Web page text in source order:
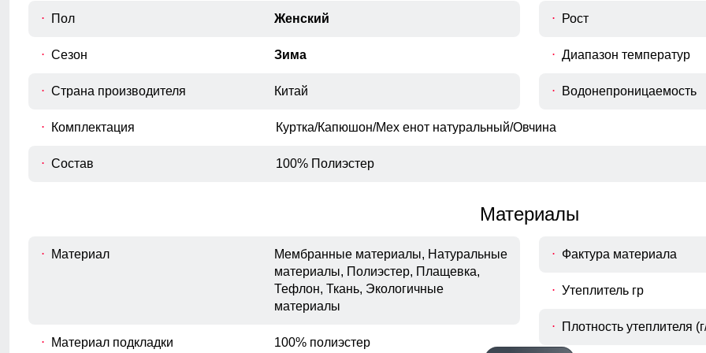
вещей. Высокий воротник и регулируемые манжеты
Пол Женский
Сезон Зима
Страна производителя Китай
Рост
Диапазон температур
Водонепроницаемость
Комплектация Куртка/Капюшон/Мех енот натуральный/Овчина
Состав 100% Полиэстер
Материалы
Материал
Мембранные материалы, Натуральные
материалы, Полиэстер, Плащевка,
Тефлон, Ткань, Экологичные
материалы
Материал подкладки 100% полиэстер
Фактура материала
Утеплитель гр
Плотность утеплителя